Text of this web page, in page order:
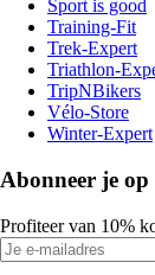
Sport is good
Training-Fit
Trek-Expert
Triathlon-
TripNBikers
Vélo-Store
Winter-Expert
Abonneer je
Profiteer van 10%